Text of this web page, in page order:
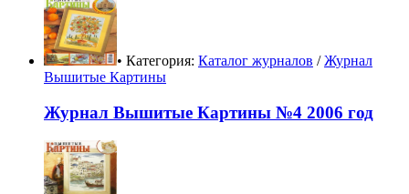
• Категория: Каталог журналов /Журнал
Вышитые Картины
Журнал Вышитые Картины №4 2006 год